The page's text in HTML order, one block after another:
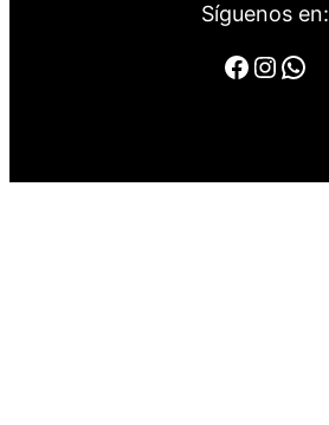
Síguenos en:
Facebook Instagram WhatsApp